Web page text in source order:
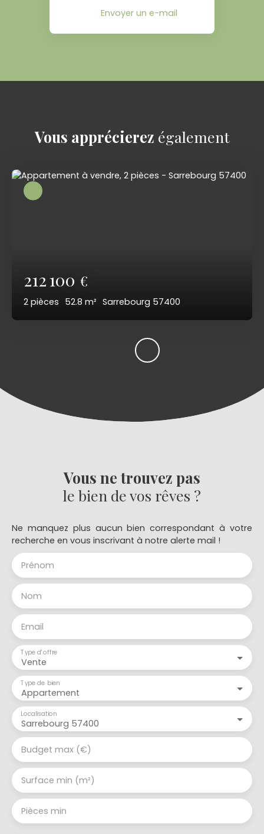
Envoyer un e-mail
Vous apprécierez également
212 100 €
2 pièces 52.8 m² Sarrebourg 57400
Vous ne trouvez pas
le bien de vos rêves ?
Ne manquez plus aucun bien correspondant à votre
recherche en vous inscrivant à notre alerte mail !
Prénom
Nom
Email
Vente
Type d'offre
Appartement
Type de bien
Sarrebourg 57400
Localisation
Budget max (€)
Surface min (m²)
Pièces min